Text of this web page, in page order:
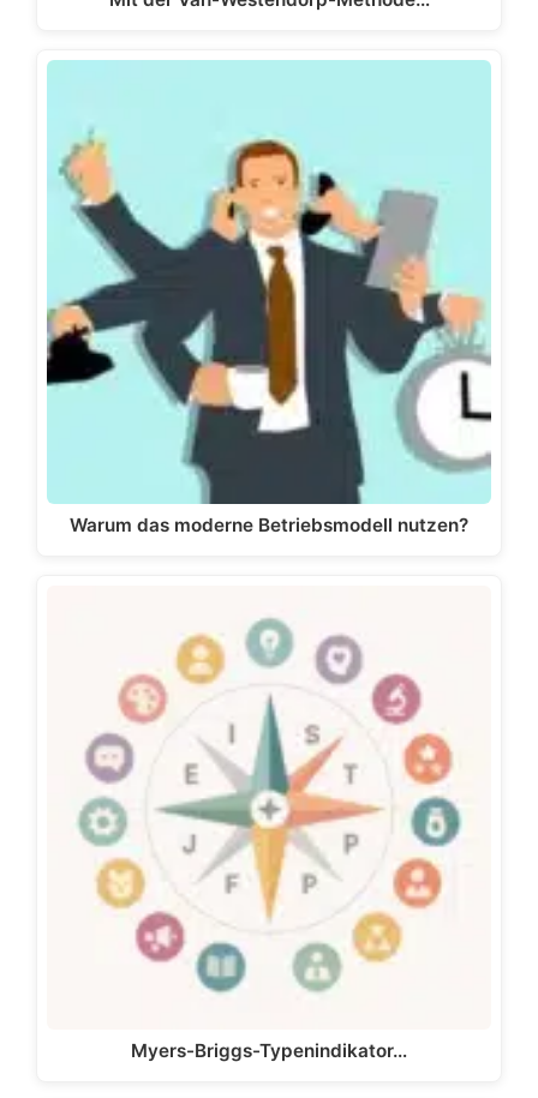
Warum das moderne Betriebsmodell nutzen?
Myers-Briggs-Typenindikator…